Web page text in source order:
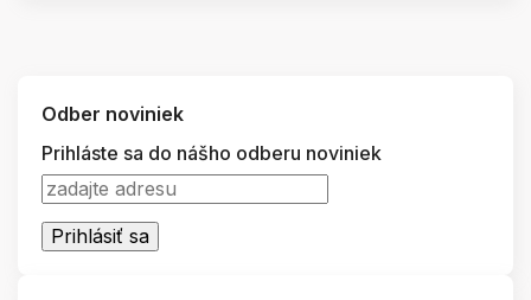
Odber noviniek
Prihláste sa do nášho odberu noviniek